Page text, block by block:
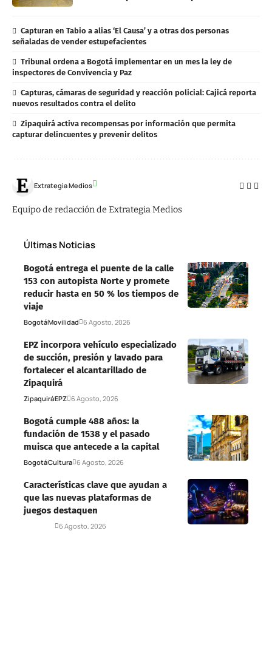
Capturan en Tabio a alias ‘El Causa’ y a otras dos personas
señaladas de vender estupefacientes
Tribunal ordena a Bogotá implementar en un mes la ley de
inspectores de Convivencia y Paz
Capturas, cámaras de seguridad y reacción policial: Cajicá reporta
nuevos resultados contra el delito
Zipaquirá activa recompensas por información que permita
capturar delincuentes y prevenir delitos
Extrategia Medios
Equipo de redacción de Extrategia Medios
Últimas Noticias
Bogotá entrega el puente de la calle
153 con autopista Norte y promete
reducir hasta en 50 % los tiempos de
viaje
BogotáMovilidad 6 Agosto, 2026
EPZ incorpora vehículo especializado
de succión, presión y lavado para
fortalecer el alcantarillado de
Zipaquirá
ZipaquiráEPZ 6 Agosto, 2026
Bogotá cumple 488 años: la
fundación de 1538 y el pasado
muisca que antecede a la capital
BogotáCultura 6 Agosto, 2026
Características clave que ayudan a
que las nuevas plataformas de
juegos destaquen
6 Agosto, 2026